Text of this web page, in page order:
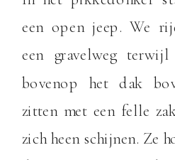
een open jeep. We
een gravelweg
bovenop het dak
zitten met een felle
zich heen schijnen. Ze